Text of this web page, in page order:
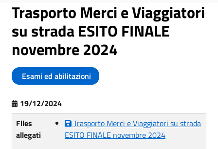
Trasporto Merci e Viaggiatori
su strada ESITO FINALE
novembre 2024
Esami ed abilitazioni
19/12/2024
Files
allegati
Trasporto Merci e Viaggiatori su strada
ESITO FINALE novembre 2024